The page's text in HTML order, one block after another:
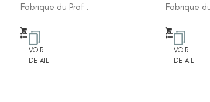
Fabrique du Prof .
VOIR
DETAIL
Fabrique
VOIR
DETAIL